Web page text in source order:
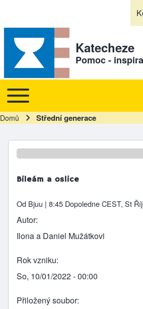
Katecheze
Pomoc -
Hlavní navigace
Toggle main menu
Drobečková navigace
Domů Střední generace
Bileám a oslice
Od Bjuu | 8:45 Dopoledne CEST, St
Autor
Ilona a Daniel Mužátkovi
Rok vzniku
So, 10/01/2022 - 00:00
Přiložený soubor